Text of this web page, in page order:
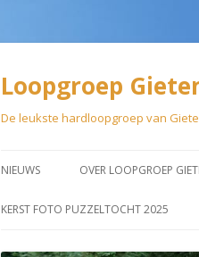
Loopgroep
De leukste hardloopgroep van
NIEUWS OVER LOOPGROEP
LIDMAATSCHAP
KERST FOTO PUZZELTOCHT 2025